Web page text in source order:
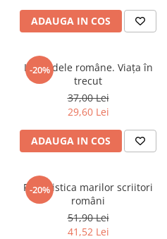
ADAUGA IN COS
-20%
Legendele române. Viața în
trecut
37,00 Lei
29,60 Lei
ADAUGA IN COS
-20%
Publicistica marilor scriitori
români
51,90 Lei
41,52 Lei